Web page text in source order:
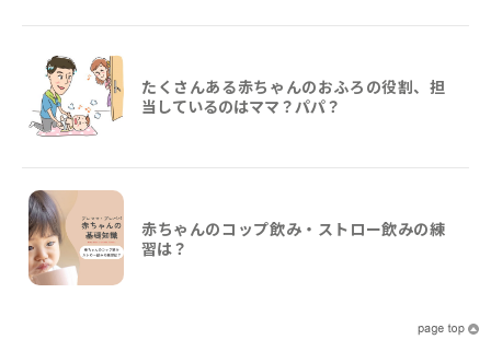
たくさんある赤ちゃんのおふろの役割、担
当しているのはママ？パパ？
赤ちゃんのコップ飲み・ストロー飲みの練
習は？